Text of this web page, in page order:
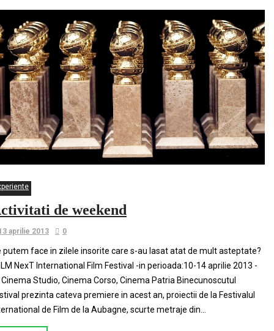
de weekend
aprilie 2013 0
putem face in zilele insorite care s-au lasat atat de mult asteptate?
NexT International Film Festival -in perioada:10-14 aprilie 2013 -
Cinema Studio, Cinema Corso, Cinema Patria Binecunoscutul
prezinta cateva premiere in acest an, proiectii de la Festivalul
de Film de la Aubagne, scurte metraje din...